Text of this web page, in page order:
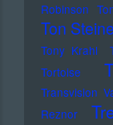
Robinson
Ton
Tony Krahl
Tortoise
Transvision
Reznor